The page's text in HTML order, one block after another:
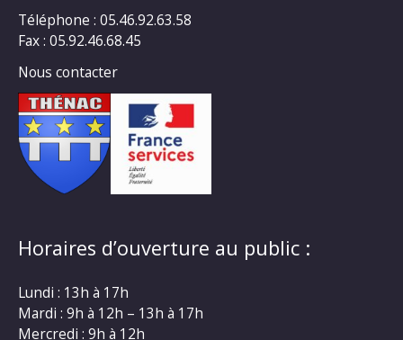
Téléphone : 05.46.92.63.58
Fax : 05.92.46.68.45
Nous contacter
Horaires d’ouverture au public :
Lundi : 13h à 17h
Mardi : 9h à 12h – 13h à 17h
Mercredi : 9h à 12h